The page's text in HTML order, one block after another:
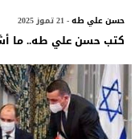
حسن علي طه- 21 تموز 2025
كتب حسن علي طه.. ما